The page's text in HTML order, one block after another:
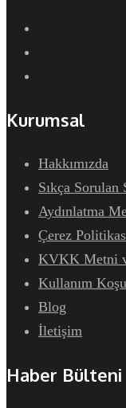
Kurumsal
Hakkımızda
Sıkça Sorulan
Aydınlatma
Çerez
KVKK Metni
Kullanım
Blog
İletişim
Haber Bülteni